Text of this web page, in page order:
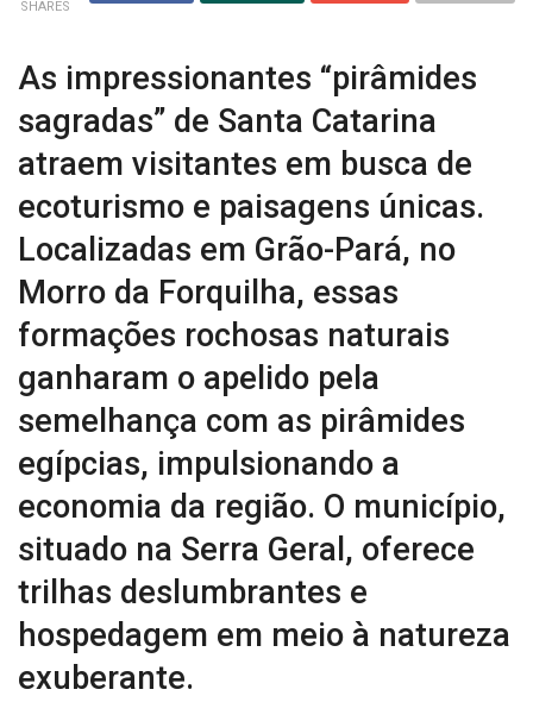
SHARES
As impressionantes “pirâmides
sagradas” de Santa Catarina
atraem visitantes em busca de
ecoturismo e paisagens únicas.
Localizadas em Grão-Pará, no
Morro da Forquilha, essas
formações rochosas naturais
ganharam o apelido pela
semelhança com as pirâmides
egípcias, impulsionando a
economia da região. O município,
situado na Serra Geral, oferece
trilhas deslumbrantes e
hospedagem em meio à natureza
exuberante.